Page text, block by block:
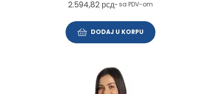
2.594,82 рсд~ sa PDV-om
DODAJ U KORPU